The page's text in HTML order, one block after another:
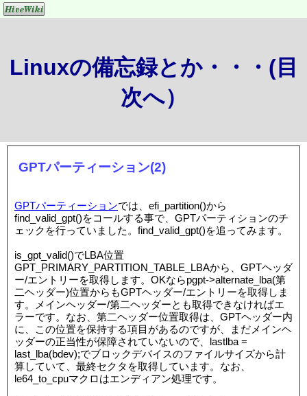
Linuxの備忘録とか・・・(目
次へ）
GPTパーティーション(2)
GPTパーティーションでは、efi_partition()から
find_valid_gpt()をコールする事で、GPTパーティションのチ
ェックを行っていました。find_valid_gpt()を追ってみます。
is_gpt_valid()でLBA位置
GPT_PRIMARY_PARTITION_TABLE_LBAから、GPTヘッダ
ー/エントリーを取得します。OKならpgpt->alternate_lba(第
二ヘッダー)位置からもGPTヘッダー/エントリーを取得しま
す。メインヘッダー/第二ヘッダーとも取得できなければエ
ラーです。なお、第二ヘッダー位置取得は、GPTヘッダー内
に、この位置を保持する項目があるのですが、まだメインヘ
ッダーの正当性が保障されていないので、lastlba =
last_lba(bdev);でブロックデバイスのファイルサイズから計
算していて、最終セクタを取得しています。なお、
le64_to_cpuマクロはエンディアン処理です。